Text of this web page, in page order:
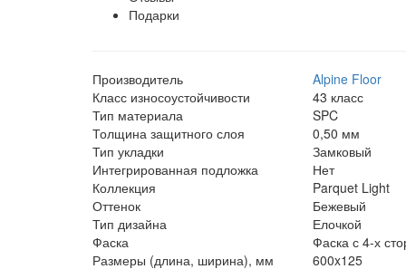
Подарки
Производитель
Alpine Floor
Класс износоустойчивости
43 класс
Тип материала
SPC
Толщина защитного слоя
0,50 мм
Тип укладки
Замковый
Интегрированная подложка
Нет
Коллекция
Parquet Light
Оттенок
Бежевый
Тип дизайна
Елочкой
Фаска
Фаска с 4-х
Размеры (длина, ширина), мм
600x125